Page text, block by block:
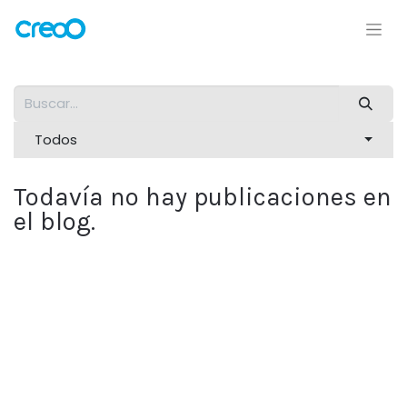
Todos
Todavía no hay publicaciones en
el blog.